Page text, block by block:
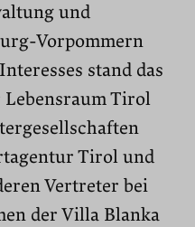
und
Vorpommern
stand das
Tirol
Tirol und
Vertreter bei
der Villa Blanka